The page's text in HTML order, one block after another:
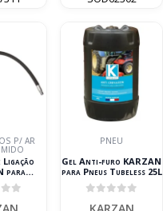
P/ AR
Ligação
para
Depósito
PNEU
Gel Anti-furo KARZAN
para Pneus Tubeless 25L